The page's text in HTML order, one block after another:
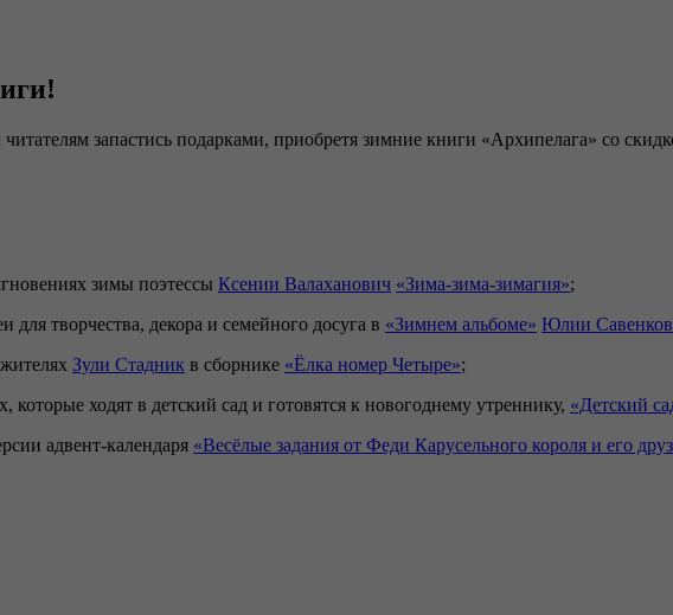
запастись подарками, приобретя зимние книги «Архипелага» со
зимы поэтессы Ксении Валаханович «Зима-зима-зимагия»;
творчества, декора и семейного досуга в «Зимнем альбоме» Юлии
Зули Стадник в сборнике «Ёлка номер Четыре»;
которые ходят в детский сад и готовятся к новогоднему утреннику, «Детский
адвент-календаря «Весёлые задания от Феди Карусельного короля и его